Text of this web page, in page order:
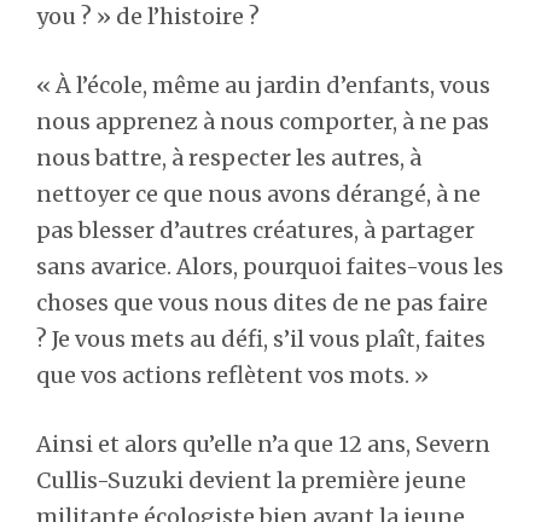
you ? » de l’histoire ?
« À l’école, même au jardin d’enfants, vous
nous apprenez à nous comporter, à ne pas
nous battre, à respecter les autres, à
nettoyer ce que nous avons dérangé, à ne
pas blesser d’autres créatures, à partager
sans avarice. Alors, pourquoi faites-vous les
choses que vous nous dites de ne pas faire
? Je vous mets au défi, s’il vous plaît, faites
que vos actions reflètent vos mots. »
Ainsi et alors qu’elle n’a que 12 ans, Severn
Cullis-Suzuki devient la première jeune
militante écologiste bien avant la jeune